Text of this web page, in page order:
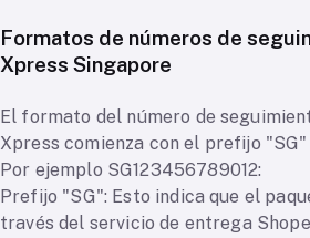
Formatos de números de
Xpress Singapore
El formato del número de
Xpress comienza con el prefijo "SG"
Por ejemplo SG123456789012:
Prefijo "SG": Esto indica que el
través del servicio de entrega